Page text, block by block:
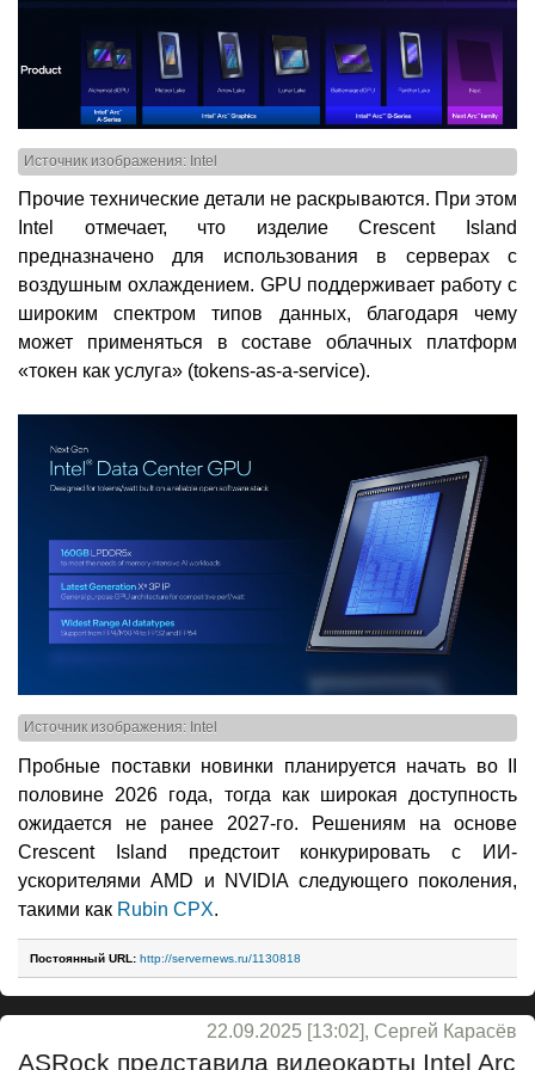
Источник изображения: Intel
Прочие технические детали не раскрываются. При этом
Intel отмечает, что изделие Crescent Island
предназначено для использования в серверах с
воздушным охлаждением. GPU поддерживает работу с
широким спектром типов данных, благодаря чему
может применяться в составе облачных платформ
«токен как услуга» (tokens-as-a-service).
Источник изображения: Intel
Пробные поставки новинки планируется начать во II
половине 2026 года, тогда как широкая доступность
ожидается не ранее 2027-го. Решениям на основе
Crescent Island предстоит конкурировать с ИИ-
ускорителями AMD и NVIDIA следующего поколения,
такими как Rubin CPX.
Постоянный URL: http://servernews.ru/1130818
22.09.2025 [13:02], Сергей Карасёв
ASRock представила видеокарты Intel Arc